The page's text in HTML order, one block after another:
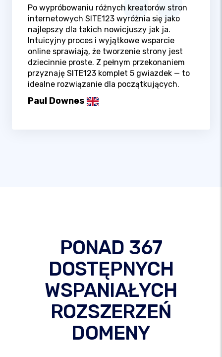
Po wypróbowaniu różnych kreatorów stron
internetowych SITE123 wyróżnia się jako
najlepszy dla takich nowicjuszy jak ja.
Intuicyjny proces i wyjątkowe wsparcie
online sprawiają, że tworzenie strony jest
dziecinnie proste. Z pełnym przekonaniem
przyznaję SITE123 komplet 5 gwiazdek — to
idealne rozwiązanie dla początkujących.
Paul Downes
PONAD 367
DOSTĘPNYCH
WSPANIAŁYCH
ROZSZERZEŃ
DOMENY